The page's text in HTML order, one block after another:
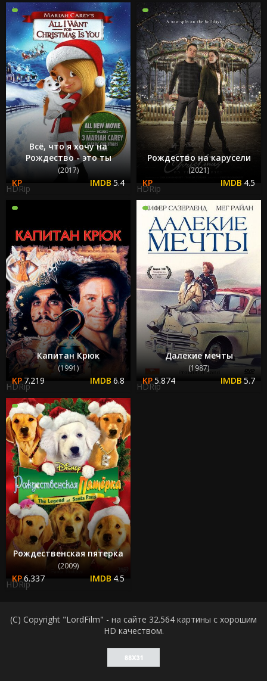
Всё, что я хочу на
Рождество - это ты
(2017)
5.4
HDRip
Рождество на карусели
(2021)
4.5
HDRip
Капитан Крюк
(1991)
7.219 6.8
HDRip
Далекие мечты
(1987)
5.874 5.7
HDRip
Рождественская пятерка
(2009)
6.337 4.5
HDRip
(C) Copyright "LordFilm" - на сайте 32.564 картины с хорошим
HD качеством.